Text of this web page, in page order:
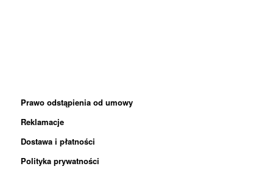
Prawo odstąpienia od umowy
Reklamacje
Dostawa i płatności
Polityka prywatności